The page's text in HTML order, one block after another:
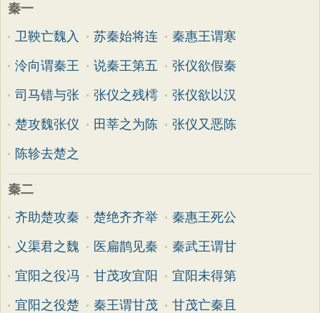
秦一
卫鞅亡魏入
苏秦始将连 秦惠王谓寒
泠向谓秦王 说秦王第五 张仪欲假秦
司马错与张 张仪之残樗 张仪欲以汉
楚攻魏张仪 田莘之为陈 张仪又恶陈
陈轸去楚之
秦二
齐助楚攻秦
楚绝齐齐举 秦惠王死公
义渠君之魏 医扁鹊见秦 秦武王谓甘
宜阳之役冯 甘茂攻宜阳 宜阳未得第
宜阳之役楚 秦王谓甘茂 甘茂亡秦且